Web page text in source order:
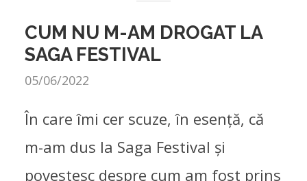
CUM NU M-AM DROGAT LA
SAGA FESTIVAL
05/06/2022
În care îmi cer scuze, în esență, că
m-am dus la Saga Festival și
povestesc despre cum am fost prins